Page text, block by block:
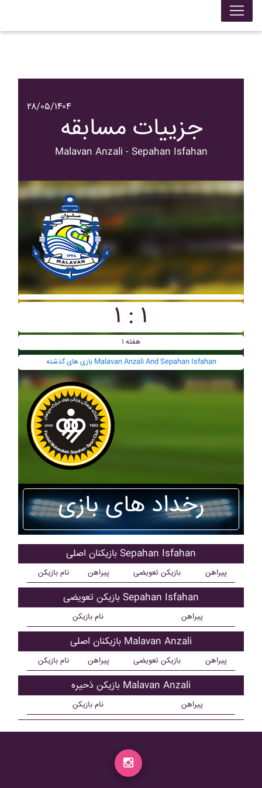
۲۸/۰۵/۱۴۰۴
جزییات مسابقه
Malavan Anzali - Sepahan Isfahan
۱ : ۱
هفته ۱
بازی های گذشته Malavan Anzali And Sepahan Isfahan
رخداد های بازی
بازیکنان اصلی Sepahan Isfahan
نام بازیکن پیراهن بازیکن تعویضی پیراهن
بازیکن تعویضی Sepahan Isfahan
نام بازیکن پیراهن
بازیکنان اصلی Malavan Anzali
نام بازیکن پیراهن بازیکن تعویضی پیراهن
بازیکن ذحیره Malavan Anzali
نام بازیکن پیراهن